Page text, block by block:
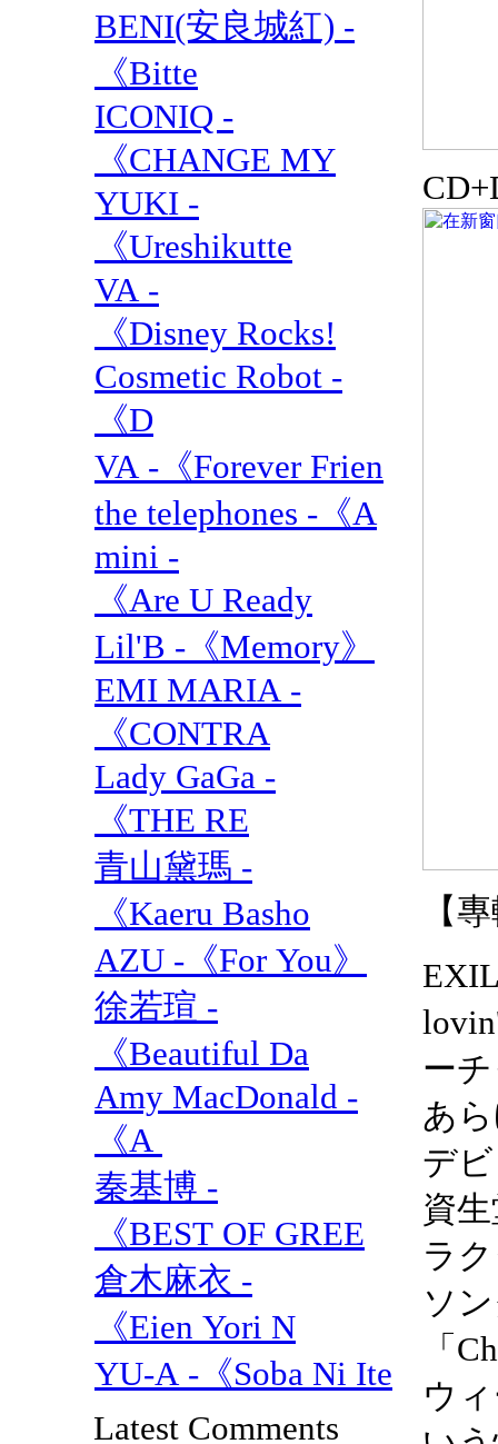
BENI(安良城紅) -
《Bitte
ICONIQ -
《CHANGE MY
YUKI -
《Ureshikutte
VA -
《Disney Rocks!
Cosmetic Robot -
《D
VA -《Forever Frien
the telephones -《A
mini -
《Are U Ready
Lil'B -《Memory》
EMI MARIA -
《CONTRA
Lady GaGa -
《THE RE
青山黛瑪 -
《Kaeru Basho
AZU -《For You》
徐若瑄 -
《Beautiful Da
Amy MacDonald -
《A
秦基博 -
《BEST OF GREE
倉木麻衣 -
《Eien Yori N
YU-A -《Soba Ni Ite
Latest Comments
【
ー
あ
デ
資
ラ
ソ
「
ウ